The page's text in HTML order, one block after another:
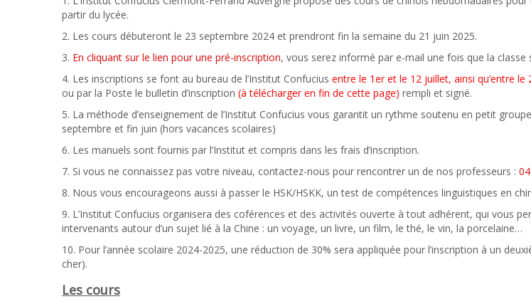
partir du lycée.
2. Les cours débuteront le 23 septembre 2024 et prendront fin la semaine du 21 juin 2025.
3. En cliquant sur le lien pour une pré-inscription, vous serez informé par e-mail une fois que la
4. Les inscriptions se font au bureau de l’Institut Confucius entre le 1er et le 12 juillet, ainsi qu’entre
ou par la Poste le bulletin d’inscription (à télécharger en fin de cette page) rempli et signé.
5. La méthode d’enseignement de l’Institut Confucius vous garantit un rythme soutenu en petit
septembre et fin juin (hors vacances scolaires)
6. Les manuels sont fournis par l’Institut et compris dans les frais d’inscription.
7. Si vous ne connaissez pas votre niveau, contactez-nous pour rencontrer un de nos professeurs :
8. Nous vous encourageons aussi à passer le HSK/HSKK, un test de compétences linguistiques en
9. L’Institut Confucius organisera des coférences et des activités ouverte à tout adhérent, qui vous
intervenants autour d’un sujet lié à la Chine : un voyage, un livre, un film, le thé, le vin, la porcelaine…
10. Pour l’année scolaire 2024-2025, une réduction de 30% sera appliquée pour l’inscription à un
cher).
Les cours